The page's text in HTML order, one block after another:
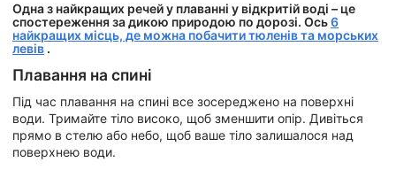
Одна з найкращих речей у плаванні у відкритій воді – це
спостереження за дикою природою по дорозі. Ось6
найкращих місць, де можна побачити тюленів та морських
левів .
Плавання на спині
Під час плавання на спині все зосереджено на поверхні
води. Тримайте тіло високо, щоб зменшити опір. Дивіться
прямо в стелю або небо, щоб ваше тіло залишалося над
поверхнею води.